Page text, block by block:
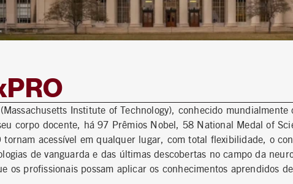
Institute of Technology), conhecido
corpo docente, há 97 Prêmios Nobel, 58 National Medal of
tornam acessível em qualquer lugar, com total flexibilidade, o
de vanguarda e das últimas descobertas no campo da
os profissionais possam aplicar os conhecimentos aprendidos